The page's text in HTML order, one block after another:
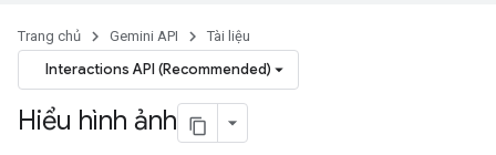
Trang chủ Gemini API Tài liệu
Interactions API (Recommended)
Hiểu hình ảnh